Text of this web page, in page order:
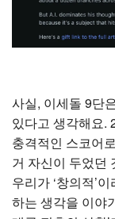
사실, 이세돌 9단
있다고 생각해요.
충격적인 스코어
거 자신이 두었던
우리가 ‘창의적’
하는 생각을 이야